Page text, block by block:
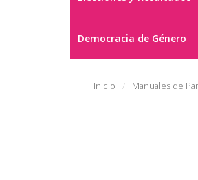
Democracia de Género
Inicio Manuales de